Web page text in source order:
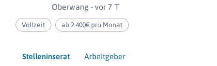
Oberwang - vor 7 T
Vollzeit ab 2.400€ pro Monat
Stelleninserat Arbeitgeber